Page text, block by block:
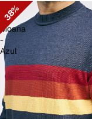
38%
Suéter
Ala
Moana
-
Azul